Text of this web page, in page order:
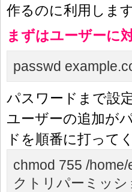
作るのに利用します
まずはユーザーに
passwd
パスワードまで設
ユーザーの追加が
ドを順番に打って
chmod 755 /
クトリパーミッ